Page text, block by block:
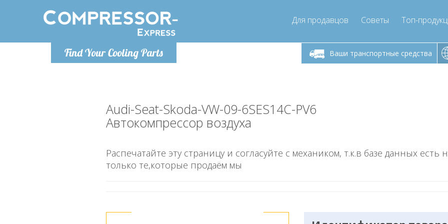
Find Your Cooling Parts
Для продавцов Советы Топ-
Ваши транспортные средства
Понедельник-пятница 9:00
info@compressor-express.ru
Понедельник-пятница 9:00Понедельник-пятница 9:00
- 17
info@compressor-express.ru
Audi-Seat-Skoda-VW-09-6SES14C-PV6
Автокомпрессор воздуха
Распечатайте эту страницу и согласуйте с механиком, т.к.в базе данных есть
только те,которые продаём мы